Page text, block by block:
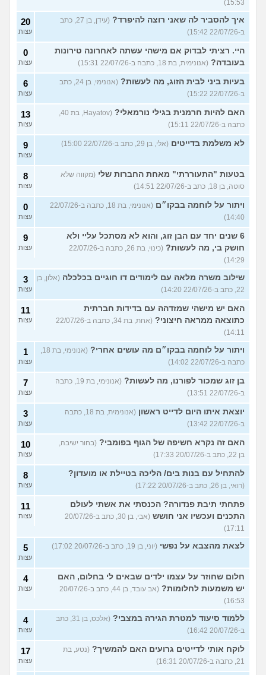
15:53)
איך להסביר לה שאני רוצה להיפרד?
(עידן, בן 27, כתב
ב-22/07/26 15:42)
20
עצות
היי. רציתי לבדוק אם מישהי עשתה לאחרונה טירונות
בעובדה? (אנונימית, בת 18, כתבה ב-22/07/26 15:31)
0
עצות
בעיות ביני לבית הזוג, מה לעשות?
(אנונימי, בן 24, כתב
ב-22/07/26 15:22)
6
עצות
האם להיות חרמנית בגילי נורמאלי?
(Hayatov, בת 40,
כתבה ב-22/07/26 15:11)
13
עצות
לא משלמת בדייטים (אלי, בן 29, כתב ב-22/07/26 15:00) 9
עצות
בטעות "התעוררתי" מאחת החברות שלי (מקווה שלא
סוטה, בן 18, כתב ב-22/07/26 14:51)
8
עצות
ויתור על לוחמה בבקו״ם
(אנונימי, בת 18, כתבה ב-22/07/26
14:40)
0
עצות
6 שנים יחד עם הבן זוג, והוא לא מסתכל עליי ולא
חושק בי, מה לעשות?
(כינוי, בת 26, כתבה ב-22/07/26
14:29)
9
עצות
שילוב משרה מלאה עם לימודים דו חוגיים בכלכלה (אלון, בן
22, כתב ב-22/07/26 14:20)
3
עצות
האם יש מישהי שמזדהה עם בדידות חברתית
כתוצאה ממראה חיצוני?
(אחת, בת 34, כתבה ב-22/07/26
14:11)
11
עצות
ויתור על לוחמה בבקו״ם מה עושים אחרי?
(אנונימי, בת 18,
כתבה ב-22/07/26 14:02)
1
עצות
בן זוג שמכור לפורנו, מה לעשות?
(אנונימי, בת 19, כתבה
ב-22/07/26 13:51)
7
עצות
יוצאת איתו היום לדייט ראשון
(אנונימית, בת 18, כתבה
ב-22/07/26 13:42)
3
עצות
האם זה נקרא חשיפה של הגוף בפומבי? (בחור ישיבה,
בן 22, כתב ב-20/07/26 17:33)
10
עצות
להתחיל עם בנות בים/ הליכה בטיילת או מועדון?
(רואי, בן 26, כתב ב-20/07/26 17:22)
8
עצות
פתחתי תיבת פנדורה? הכנסתי את אשתי לעולם
התכנים ועכשיו אני חושש
(אבי, בן 30, כתב ב-20/07/26
17:11)
11
עצות
לצאת מהצבא על נפשי (יוני, בן 19, כתב ב-20/07/26 17:02) 5
עצות
חלום שחוזר על עצמו ילדים שבאים לי בחלום, האם
יש משמעות לחלומות?
(אב עובד, בן 44, כתב ב-20/07/26
16:53)
4
עצות
ללמוד סיעוד למטרת הגירה במצבי?
(אלכס, בן 31, כתב
ב-20/07/26 16:42)
4
עצות
לוקח אותי לדייטים גרועים האם להמשיך? (נטע, בת
21, כתבה ב-20/07/26 16:31)
17
עצות